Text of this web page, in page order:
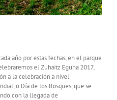
año por estas fechas, en el parque
el Zuhaitz Eguna 2017,
a la celebración a nivel
o Día de los Bosques, que se
con la llegada de